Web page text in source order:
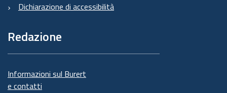
Dichiarazione di accessibilità
Redazione
Informazioni sul Burert
e contatti